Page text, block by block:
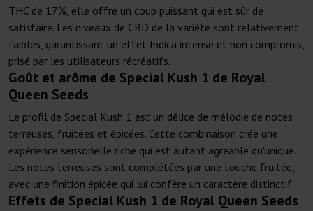
THC de 17%, elle offre un coup puissant qui est sûr de
satisfaire. Les niveaux de CBD de la variété sont relativement
faibles, garantissant un effet Indica intense et non compromis,
prisé par les utilisateurs récréatifs.
Goût et arôme de Special Kush 1 de Royal
Queen Seeds
Le profil de Special Kush 1 est un délice de mélodie de notes
terreuses, fruitées et épicées. Cette combinaison crée une
expérience sensorielle riche qui est autant agréable qu'unique.
Les notes terreuses sont complétées par une touche fruitée,
avec une finition épicée qui lui confère un caractère distinctif.
Effets de Special Kush 1 de Royal Queen Seeds